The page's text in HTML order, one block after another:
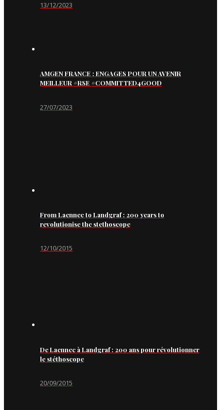
13/12/2023
AMGEN FRANCE : ENGAGES POUR UN AVENIR
MEILLEUR #RSE #COMMITTED4GOOD
27/07/2023
From Laennec to Landgraf : 200 years to
revolutionise the stethoscope
12/10/2015
De Laennec à Landgraf : 200 ans pour révolutionner
le stéthoscope
20/09/2015